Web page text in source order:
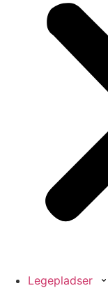
Legepladser